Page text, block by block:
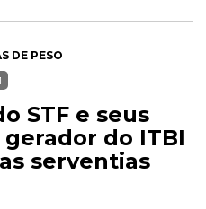
DE PESO
STF e seus
do ITBI
serventias